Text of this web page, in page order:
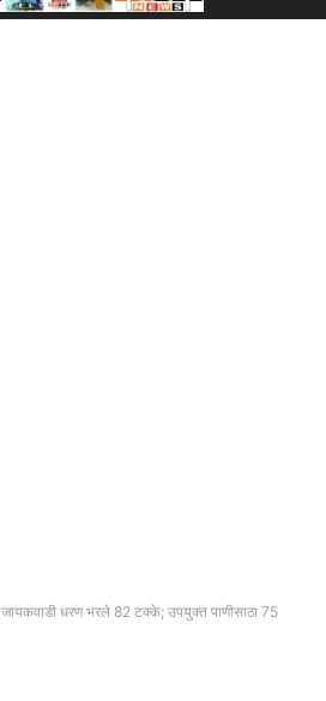
जायकवाडी धरण भरले 82 टक्के; उपयुक्त पाणीसाठा 75